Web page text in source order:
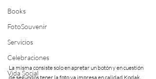
Books
FotoSouvenir
Servicios
Celebraciones
Vida Social
La misma consiste solo en apretar un botón y en cuestión
de segundos tener la foto ya impresa en calidad Kodak.